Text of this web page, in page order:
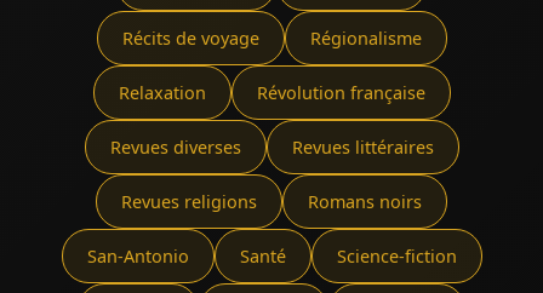
Récits de voyage Régionalisme
Relaxation Révolution française
Revues diverses Revues littéraires
Revues religions Romans noirs
San-Antonio Santé Science-fiction